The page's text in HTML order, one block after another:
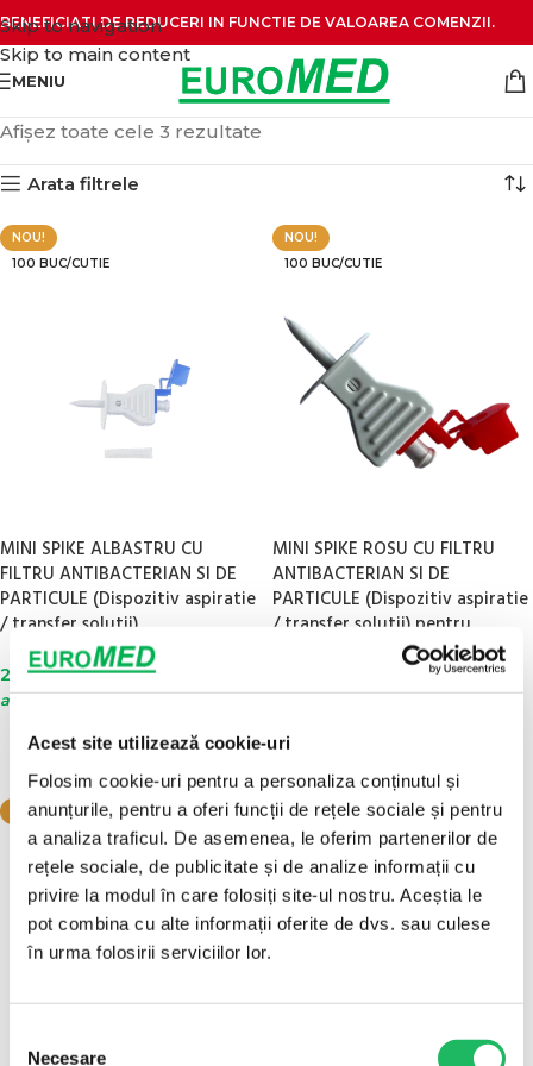
Acest site utilizează cookie-uri
Folosim cookie-uri pentru a personaliza conținutul și
anunțurile, pentru a oferi funcții de rețele sociale și pentru
a analiza traficul. De asemenea, le oferim partenerilor de
rețele sociale, de publicitate și de analize informații cu
privire la modul în care folosiți site-ul nostru. Aceștia le
pot combina cu alte informații oferite de dvs. sau culese
în urma folosirii serviciilor lor.
Necesare
Skip to navigation
Skip to main content
BENEFICIATI DE REDUCERI IN FUNCTIE DE VALOAREA COMENZII.
MENIU
Afișez toate cele 3 rezultate
Arata filtrele
NOU!
100 BUC/CUTIE
MINI SPIKE ALBASTRU CU
FILTRU ANTIBACTERIAN SI DE
PARTICULE (Dispozitiv aspiratie
/ transfer solutii)
2,79lei fără TVA/ buc - Mod de
ambalare : 100 buc/cutie
ADAUGĂ ÎN COȘ
NOU!
100 BUC/CUTIE
MINI SPIKE ROSU CU FILTRU
ANTIBACTERIAN SI DE
PARTICULE (Dispozitiv aspiratie
/ transfer solutii) pentru
2,99lei
NOU!
100 BUC/CUTIE